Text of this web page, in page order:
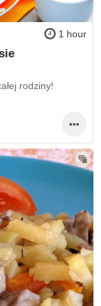
1 hour
rodziny!